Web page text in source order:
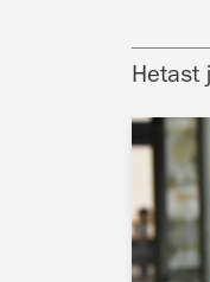
Hetast